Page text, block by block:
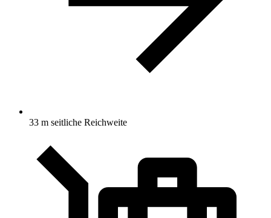
33 m seitliche Reichweite